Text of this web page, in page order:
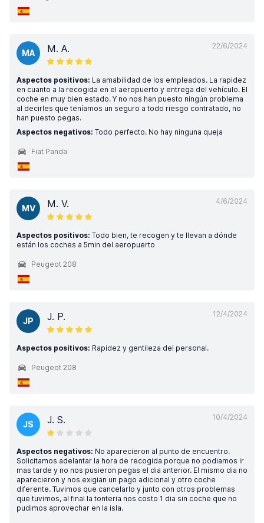
22/6/2024
MA M. A.
Aspectos positivos: La amabilidad de los empleados. La rapidez
en cuanto a la recogida en el aeropuerto y entrega del vehículo. El
coche en muy bien estado. Y no nos han puesto ningún problema
al decirles que teníamos un seguro a todo riesgo contratado, no
han puesto pegas.
Aspectos negativos: Todo perfecto. No hay ninguna queja
Fiat Panda
4/6/2024
MV M. V.
Aspectos positivos: Todo bien, te recogen y te llevan a dónde
están los coches a 5min del aeropuerto
Peugeot 208
12/4/2024
JP J. P.
Aspectos positivos: Rapidez y gentileza del personal.
Peugeot 208
10/4/2024
JS J. S.
Aspectos negativos: No aparecieron al punto de encuentro.
Solicitamos adelantar la hora de recogida porque no podiamos ir
mas tarde y no nos pusieron pegas el dia anterior. El mismo dia no
aparecieron y nos exigian un pago adicional y otro coche
diferente. Tuvimos que cancelarlo y junto con otros problemas
que tuvimos, al final la tonteria nos costo 1 dia sin coche que no
pudimos aprovechar en la isla.